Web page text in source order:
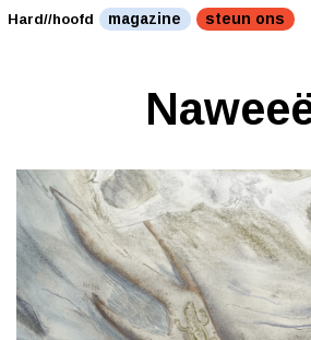
Hard//hoofd magazine steun ons